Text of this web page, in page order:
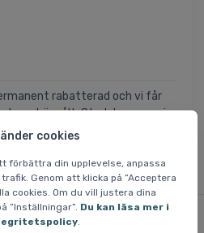
cookies
förbättra din upplevelse, anpassa
Genom att klicka på ”Acceptera
cookies. Om du vill justera dina
”Inställningar”. Du kan läsa mer i
.
rabatterad och vi får
lagret är sålt. Storlekar som ej